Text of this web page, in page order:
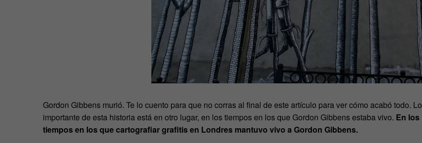
Gordon Gibbens murió. Te lo cuento para que no corras al final de este artículo para ver cómo acabó todo. Lo
importante de esta historia está en otro lugar, en los tiempos en los que Gordon Gibbens estaba vivo. En los
tiempos en los que cartografiar grafitis en Londres mantuvo vivo a Gordon Gibbens.